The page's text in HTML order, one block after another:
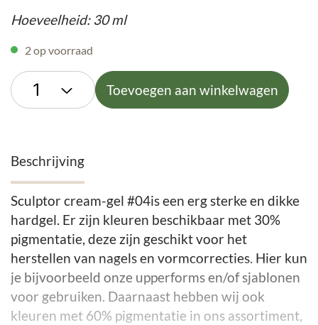
Hoeveelheid: 30 ml
2 op voorraad
Toevoegen aan winkelwagen
Beschrijving
Sculptor cream-gel #04is een erg sterke en dikke
hardgel. Er zijn kleuren beschikbaar met 30%
pigmentatie, deze zijn geschikt voor het
herstellen van nagels en vormcorrecties. Hier kun
je bijvoorbeeld onze upperforms en/of sjablonen
voor gebruiken. Daarnaast hebben wij ook
kleuren met 60% pigmentatie in ons assortiment,